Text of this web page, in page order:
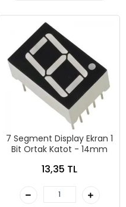
7 Segment Display Ekran 1
Bit Ortak Katot - 14mm
13,35 TL